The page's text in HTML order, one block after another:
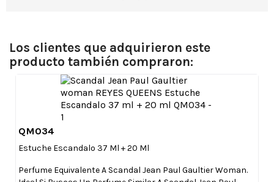
Los clientes que adquirieron este
producto también compraron:
QM034
Estuche Escandalo 37 Ml + 20 Ml
Perfume Equivalente A Scandal Jean Paul Gaultier Woman.